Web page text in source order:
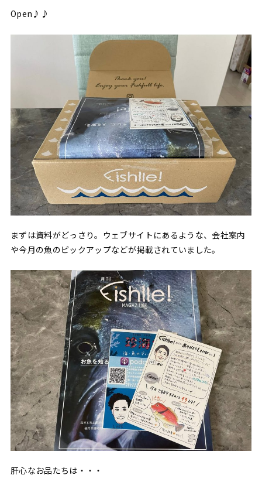
Open♪♪
まずは資料がどっさり。ウェブサイトにあるような、会社案内
や今月の魚のピックアップなどが掲載されていました。
肝心なお品たちは・・・